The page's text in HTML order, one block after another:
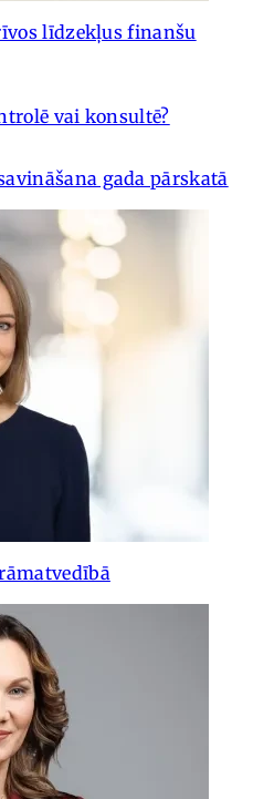
līdzekļus finanšu
vai konsultē?
gada pārskatā